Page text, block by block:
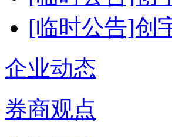
[临时公告]创
企业动态
券商观点